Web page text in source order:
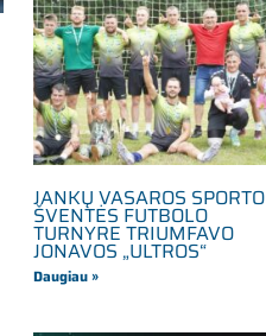
JANKŲ VASAROS SPORTO
ŠVENTĖS FUTBOLO
TURNYRE TRIUMFAVO
JONAVOS „ULTROS“
Daugiau »